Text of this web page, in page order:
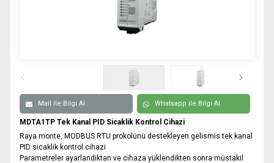
Tüm hakkı saklıdır. Sitemizde kullanılan tüm içerik ve görseller
SAmurtek Otomasyon’a ait olup izinsiz kullanımı hukuki yaptırıma tabidir.
Mail ile Bilgi Al Whatsapp ile Bilgi Al
MDTA1TP Tek Kanal PID Sicaklik Kontrol Cihazi
Raya monte, MODBUS RTU prokolünü destekleyen gelismis tek kanal
PID sicaklik kontrol cihazi
Parametreler ayarlandiktan ve cihaza yüklendikten sonra müstakil